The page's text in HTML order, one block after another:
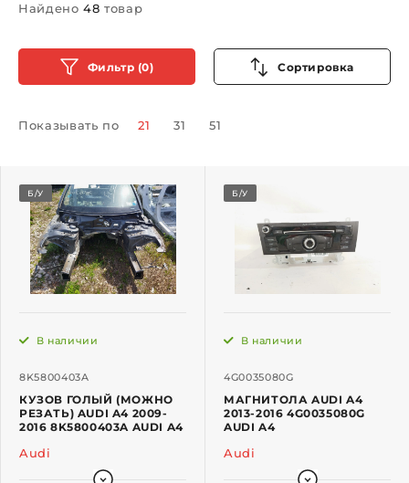
Найдено48 товар
Фильтр (0) Сортировка
Показывать по 21 31 51
Б/У
8K5800403A
В наличии
КУЗОВ ГОЛЫЙ (МОЖНО
РЕЗАТЬ) AUDI A4 2009-
2016 8K5800403A AUDI A4
Audi
Б/У
4G0035080G
В наличии
МАГНИТОЛА AUDI A4
2013-2016 4G0035080G
AUDI A4
Audi